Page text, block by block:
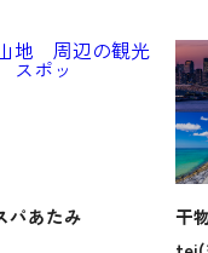
パあたみ
干